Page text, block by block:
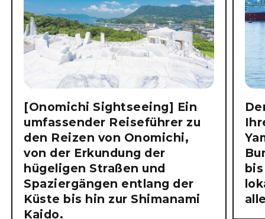
[Onomichi Sightseeing] Ein
umfassender Reiseführer zu
den Reizen von Onomichi,
von der Erkundung der
hügeligen Straßen und
Spaziergängen entlang der
Küste bis hin zur Shimanami
Kaido.